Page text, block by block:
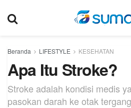
Beranda LIFESTYLE KESEHATAN
Apa Itu Stroke?
Stroke adalah kondisi medis
pasokan darah ke otak